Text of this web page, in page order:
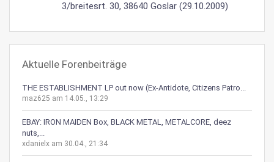
3/breitesrt. 30, 38640 Goslar (29.10.2009)
Aktuelle Forenbeiträge
THE ESTABLISHMENT LP out now (Ex-Antidote, Citizens Patro...
maz625 am 14.05., 13:29
EBAY: IRON MAIDEN Box, BLACK METAL, METALCORE, deez
nuts,...
xdanielx am 30.04., 21:34